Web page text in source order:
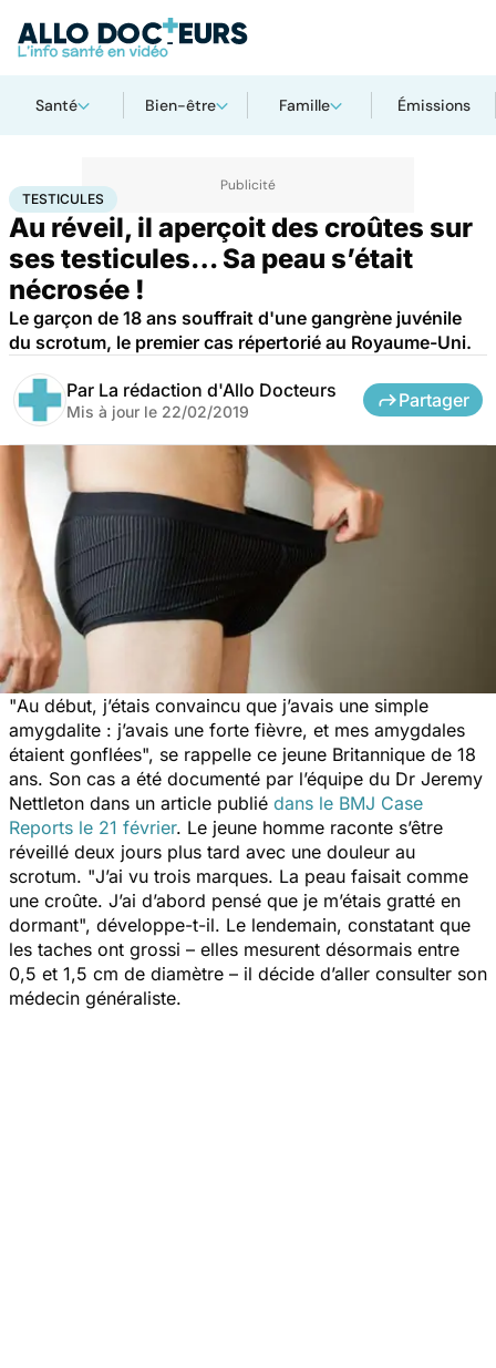
Santé Bien-être Famille Émissions
AccueilSantéTesticules
TESTICULES
Au réveil, il aperçoit des croûtes sur
ses testicules… Sa peau s’était
nécrosée !
Le garçon de 18 ans souffrait d'une gangrène juvénile
du scrotum, le premier cas répertorié au Royaume-Uni.
Par La rédaction d'Allo Docteurs
Mis à jour le 22/02/2019
Partager
"Au début, j’étais convaincu que j’avais une simple
amygdalite : j’avais une forte fièvre, et mes amygdales
étaient gonflées", se rappelle ce jeune Britannique de 18
ans. Son cas a été documenté par l’équipe du Dr Jeremy
Nettleton dans un article publié dans le BMJ Case
Reports le 21 février. Le jeune homme raconte s’être
réveillé deux jours plus tard avec une douleur au
scrotum. "J’ai vu trois marques. La peau faisait comme
une croûte. J’ai d’abord pensé que je m’étais gratté en
dormant", développe-t-il. Le lendemain, constatant que
les taches ont grossi – elles mesurent désormais entre
0,5 et 1,5 cm de diamètre – il décide d’aller consulter son
médecin généraliste.